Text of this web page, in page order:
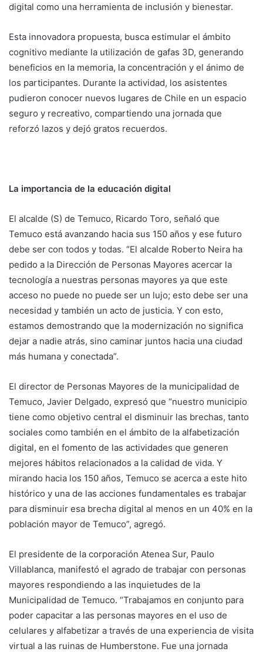
digital como una herramienta de inclusión y bienestar.
Esta innovadora propuesta, busca estimular el ámbito
cognitivo mediante la utilización de gafas 3D, generando
beneficios en la memoria, la concentración y el ánimo de
los participantes. Durante la actividad, los asistentes
pudieron conocer nuevos lugares de Chile en un espacio
seguro y recreativo, compartiendo una jornada que
reforzó lazos y dejó gratos recuerdos.
La importancia de la educación digital
El alcalde (S) de Temuco, Ricardo Toro, señaló que
Temuco está avanzando hacia sus 150 años y ese futuro
debe ser con todos y todas. “El alcalde Roberto Neira ha
pedido a la Dirección de Personas Mayores acercar la
tecnología a nuestras personas mayores ya que este
acceso no puede no puede ser un lujo; esto debe ser una
necesidad y también un acto de justicia. Y con esto,
estamos demostrando que la modernización no significa
dejar a nadie atrás, sino caminar juntos hacia una ciudad
más humana y conectada”.
El director de Personas Mayores de la municipalidad de
Temuco, Javier Delgado, expresó que “nuestro municipio
tiene como objetivo central el disminuir las brechas, tanto
sociales como también en el ámbito de la alfabetización
digital, en el fomento de las actividades que generen
mejores hábitos relacionados a la calidad de vida. Y
mirando hacia los 150 años, Temuco se acerca a este hito
histórico y una de las acciones fundamentales es trabajar
para disminuir esa brecha digital al menos en un 40% en la
población mayor de Temuco”, agregó.
El presidente de la corporación Atenea Sur, Paulo
Villablanca, manifestó el agrado de trabajar con personas
mayores respondiendo a las inquietudes de la
Municipalidad de Temuco. “Trabajamos en conjunto para
poder capacitar a las personas mayores en el uso de
celulares y alfabetizar a través de una experiencia de visita
virtual a las ruinas de Humberstone. Fue una jornada